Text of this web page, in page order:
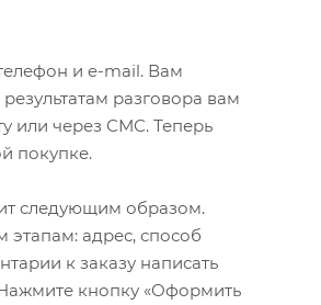
и e-mail. Вам
разговора вам
или через СМС. Теперь
покупке.
следующим образом.
адрес, способ
к заказу написать
кнопку «Оформить